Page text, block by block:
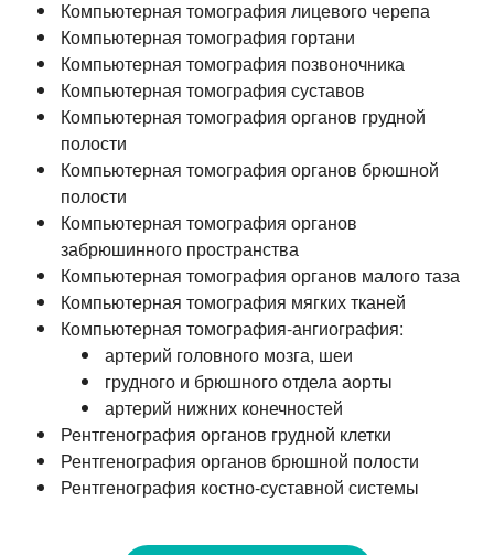
Компьютерная томография лицевого черепа
Компьютерная томография гортани
Компьютерная томография позвоночника
Компьютерная томография суставов
Компьютерная томография органов грудной
полости
Компьютерная томография органов брюшной
полости
Компьютерная томография органов
забрюшинного пространства
Компьютерная томография органов малого таза
Компьютерная томография мягких тканей
Компьютерная томография-ангиография:
артерий головного мозга, шеи
грудного и брюшного отдела аорты
артерий нижних конечностей
Рентгенография органов грудной клетки
Рентгенография органов брюшной полости
Рентгенография костно-суставной системы